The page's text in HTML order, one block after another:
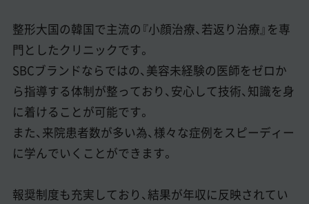
整形大国の韓国で主流の『小顔治療、若返り治療』を専
門としたクリニックです。
SBCブランドならではの、美容未経験の医師をゼロか
ら指導する体制が整っており、安心して技術、知識を身
に着けることが可能です。
また、来院患者数が多い為、様々な症例をスピーディー
に学んでいくことができます。
報奨制度も充実しており、結果が年収に反映されてい